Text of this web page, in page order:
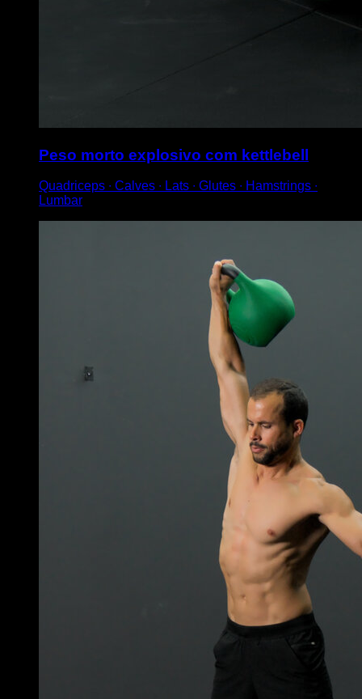
Peso morto explosivo com kettlebell
Quadriceps ∙ Calves ∙ Lats ∙ Glutes ∙ Hamstrings ∙
Lumbar